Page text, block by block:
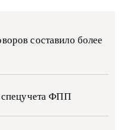
составило более
спецучета ФПП